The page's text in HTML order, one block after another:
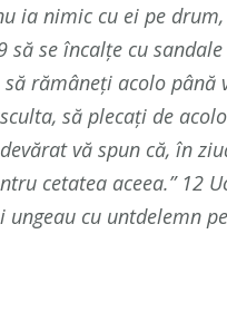
ia nimic cu ei pe
se încalţe cu
rămâneţi acolo până
să plecaţi de
vă spun că, în
cetatea aceea.” 12
cu untdelemn